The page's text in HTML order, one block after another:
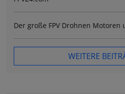
Der große FPV Drohnen Motoren
WEITERE